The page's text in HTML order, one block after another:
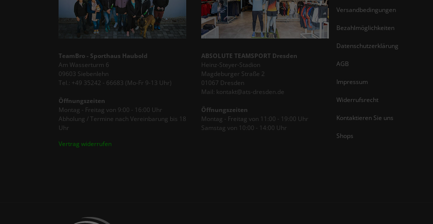
TeamBro - Sporthaus Haubold
Am Wasserturm 6
09603 Siebenlehn
Tel.: +49 35242 - 66683 (Mo-Fr 9-13 Uhr)
Öffnungszeiten
Montag - Freitag von 9:00 - 16:00 Uhr
Abholung / Termine nach Vereinbarung bis 18
Uhr
Vertrag widerrufen
ABSOLUTE TEAMSPORT Dresden
Heinz-Steyer-Stadion
Magdeburger Straße 2
01067 Dresden
Mail: kontakt@ats-dresden.de
Öffnungszeiten
Montag - Freitag von 11:00 - 19:00 Uhr
Samstag von 10:00 - 14:00 Uhr
Versandbedingungen
Bezahlmöglichkeiten
Datenschutzerklärung
AGB
Impressum
Widerrufsrecht
Kontaktieren Sie uns
Shops